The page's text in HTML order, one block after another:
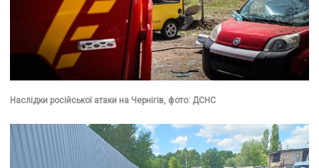
Наслідки російської атаки на Чернігів, фото: ДСНС